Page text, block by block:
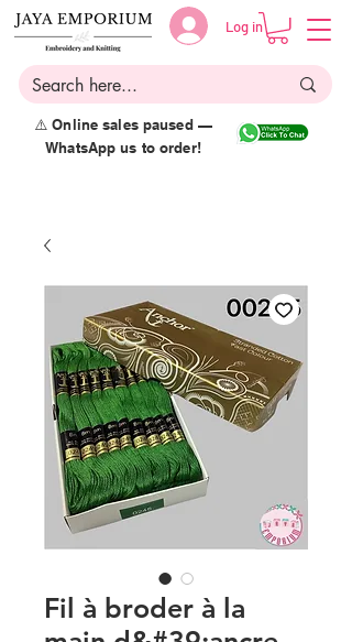
Log in
⚠️ Online sales paused —
WhatsApp us to order!
Fil à broder à la